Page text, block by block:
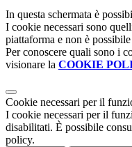
In questa schermata è
I cookie necessari sono
piattaforma e non è
Per conoscere quali sono i
visionare la COOKIE
Cookie necessari per il
I cookie necessari per il
disabilitati. È possibile
policy.